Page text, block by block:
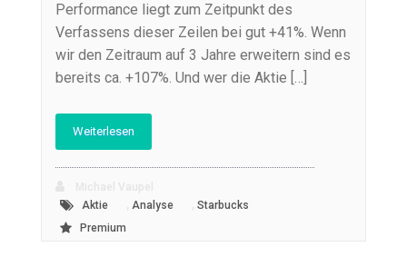
Performance liegt zum Zeitpunkt des
Verfassens dieser Zeilen bei gut +41%. Wenn
wir den Zeitraum auf 3 Jahre erweitern sind es
bereits ca. +107%. Und wer die Aktie […]
Weiterlesen
Aktie
Analyse
Starbucks
Premium